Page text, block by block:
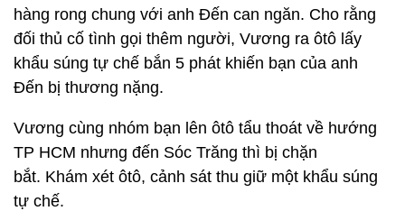
hàng rong chung với anh Đến can ngăn. Cho rằng
đối thủ cố tình gọi thêm người, Vương ra ôtô lấy
khẩu súng tự chế bắn 5 phát khiến bạn của anh
Đến bị thương nặng.
Vương cùng nhóm bạn lên ôtô tẩu thoát về hướng
TP HCM nhưng đến Sóc Trăng thì bị chặn
bắt. Khám xét ôtô, cảnh sát thu giữ một khẩu súng
tự chế.